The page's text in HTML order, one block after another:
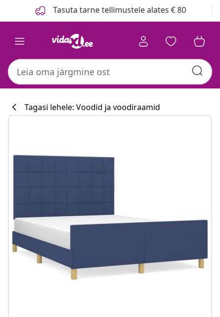
Tasuta tarne tellimustele alates € 80
Tagasi lehele: Voodid ja voodiraamid